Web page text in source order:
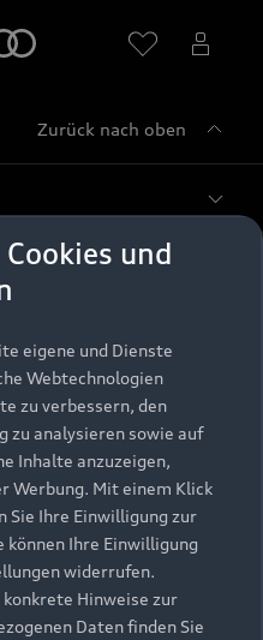
Zurück nach oben
und
eigene und Dienste
Webtechnologien
zu verbessern, den
zu analysieren sowie auf
Inhalte anzuzeigen,
Werbung. Mit einem Klick
Ihre Einwilligung zur
können Ihre Einwilligung
widerrufen.
Hinweise zur
Daten finden Sie